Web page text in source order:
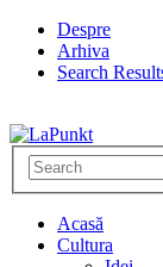
Despre
Arhiva
Search
Acasă
Cultura